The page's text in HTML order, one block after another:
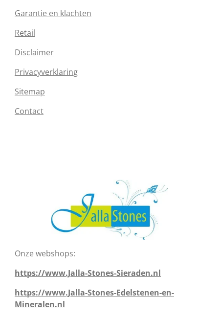
Garantie en klachten
Retail
Disclaimer
Privacyverklaring
Sitemap
Contact
Onze webshops:
https://www.Jalla-Stones-Sieraden.nl
https://www.Jalla-Stones-Edelstenen-en-
Mineralen.nl